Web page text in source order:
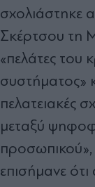
σχολιάστηκε
Σκέρτσου τη
«πελάτες του
συστήµατος»
πελατειακές
µεταξύ
επισήµανε ότι